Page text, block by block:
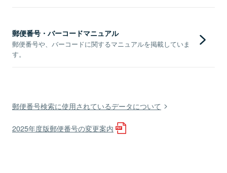
郵便番号・バーコードマニュアル
郵便番号や、バーコードに関するマニュアルを掲載していま
す。
郵便番号検索に使用されているデータについて
2025年度版郵便番号の変更案内